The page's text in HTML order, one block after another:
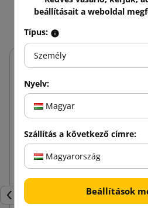
Ez még talán
Előző
beállításait a weboldal
Típus:
Személy
Nyelv:
Magyar
Szállítás a következő címre:
Magyarország
Beállítások